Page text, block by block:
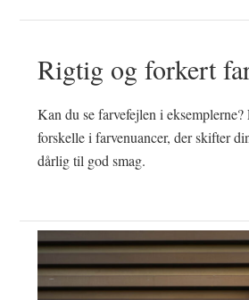
Rigtig og forkert
Kan du se farvefejlen i eksemplerne?
forskelle i farvenuancer, der skifter
dårlig til god smag.